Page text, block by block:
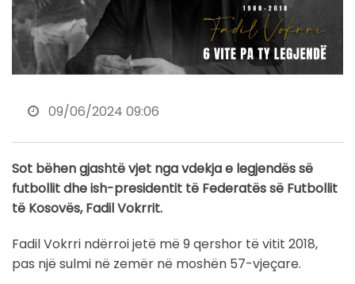
09/06/2024 09:06
Sot bëhen gjashtë vjet nga vdekja e legjendës së
futbollit dhe ish-presidentit të Federatës së Futbollit
të Kosovës, Fadil Vokrrit.
Fadil Vokrri ndërroi jetë më 9 qershor të vitit 2018,
pas një sulmi në zemër në moshën 57-vjeçare.